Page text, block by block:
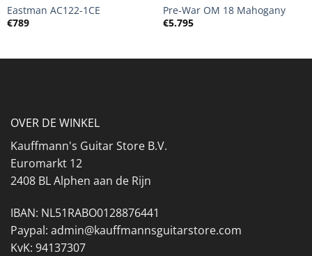
Eastman AC122-1CE
€789
Pre-War OM 18 Mahogany
€5.795
OVER DE WINKEL
Kauffmann's Guitar Store B.V.
Euromarkt 12
2408 BL Alphen aan de Rijn
IBAN: NL51RABO0128876441
Paypal: admin@kauffmannsguitarstore.com
KvK: 94137307